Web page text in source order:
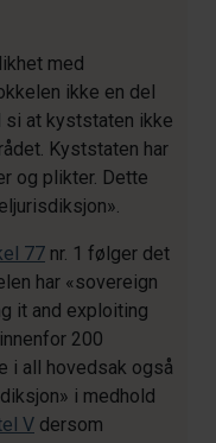
med
ikke en del
si at kyststaten ikke
Kyststaten har
og plikter. Dette
77 nr. 1 følger det
har «sovereign
it and exploiting
200
i all hovedsak også
i medhold
V dersom